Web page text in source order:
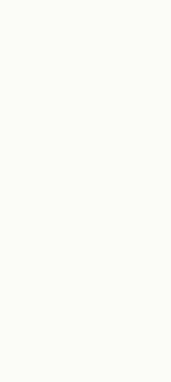
Ihre
Close to the
Tourist
you will find all
A ticket office
and leisure
Interessiert
deren